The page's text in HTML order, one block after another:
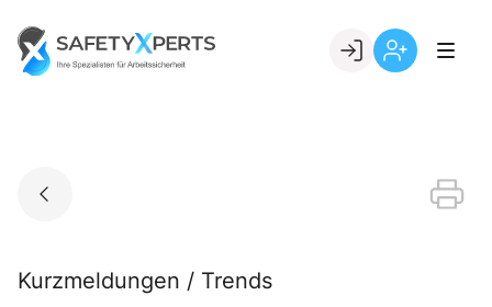
content
Go to landing page.
Kurzmeldungen / Trends